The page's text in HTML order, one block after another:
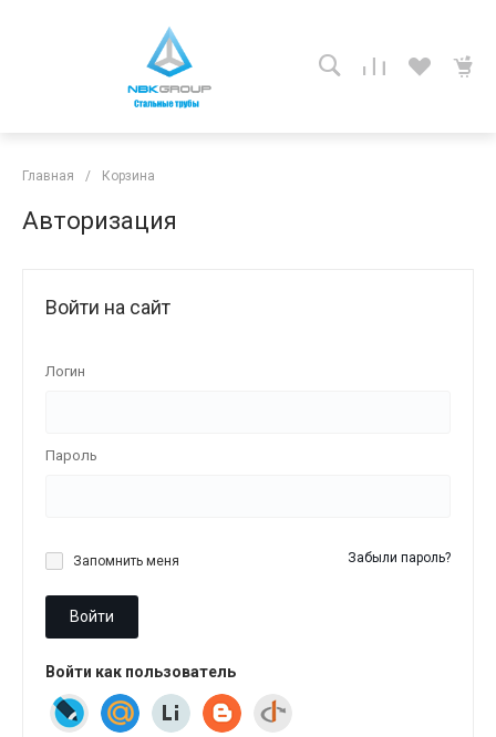
Главная / Корзина
Авторизация
Войти на сайт
Логин
Пароль
Запомнить меня Забыли пароль?
Войти
Войти как пользователь